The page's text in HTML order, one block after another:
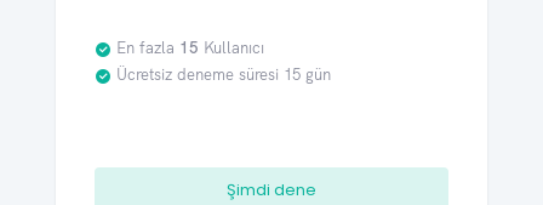
En fazla 15 Kullanıcı
Ücretsiz deneme süresi 15 gün
Şimdi dene